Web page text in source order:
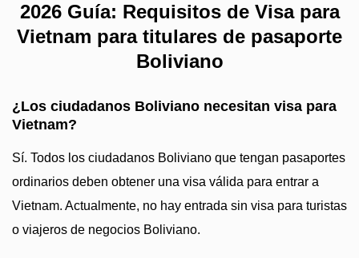
2026 Guía: Requisitos de Visa para
Vietnam para titulares de pasaporte
Boliviano
¿Los ciudadanos Boliviano necesitan visa para
Vietnam?
Sí. Todos los ciudadanos Boliviano que tengan pasaportes
ordinarios deben obtener una visa válida para entrar a
Vietnam. Actualmente, no hay entrada sin visa para turistas
o viajeros de negocios Boliviano.